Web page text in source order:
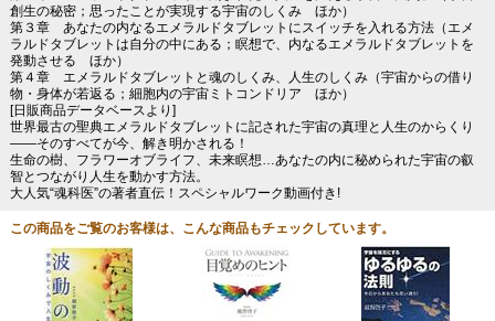
創生の秘密；思ったことが実現する宇宙のしくみ ほか）
第３章 あなたの内なるエメラルドタブレットにスイッチを入れる方法（エメ
ラルドタブレットは自分の中にある；瞑想で、内なるエメラルドタブレットを
発動させる ほか）
第４章 エメラルドタブレットと魂のしくみ、人生のしくみ（宇宙からの借り
物・身体が若返る；細胞内の宇宙ミトコンドリア ほか）
[日販商品データベースより]
世界最古の聖典エメラルドタブレットに記された宇宙の真理と人生のからくり
――そのすべてが今、解き明かされる！
生命の樹、フラワーオブライフ、未来瞑想…あなたの内に秘められた宇宙の叡
智とつながり人生を動かす方法。
大人気“魂科医”の著者直伝！スペシャルワーク動画付き!
この商品をご覧のお客様は、こんな商品もチェックしています。